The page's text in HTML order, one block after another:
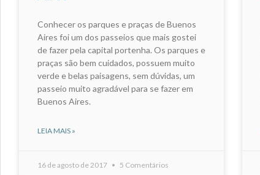
Conhecer os parques e praças de Buenos
Aires foi um dos passeios que mais gostei
de fazer pela capital portenha. Os parques e
praças são bem cuidados, possuem muito
verde e belas paisagens, sem dúvidas, um
passeio muito agradável para se fazer em
Buenos Aires.
LEIA MAIS »
16 de agosto de 2017 5 Comentários